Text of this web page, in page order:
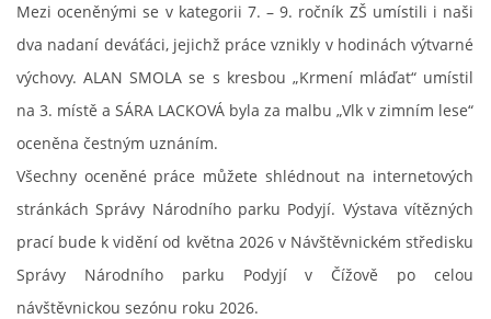
PROJEKTY
ENVIRONMENTÁLNÍ VÝCHOVA
ŠKOLNÍ DRUŽINA
ŠKOLNÍ JÍDELNA
Mezi oceněnými se v kategorii 7. – 9. ročník ZŠ umístili i naši
dva nadaní deváťáci, jejichž práce vznikly v hodinách výtvarné
výchovy. ALAN SMOLA se s kresbou „Krmení mláďat“ umístil
na 3. místě a SÁRA LACKOVÁ byla za malbu „Vlk v zimním lese“
oceněna čestným uznáním.
Všechny oceněné práce můžete shlédnout na internetových
stránkách Správy Národního parku Podyjí. Výstava vítězných
prací bude k vidění od května 2026 v Návštěvnickém středisku
Správy Národního parku Podyjí v Čížově po celou
návštěvnickou sezónu roku 2026.